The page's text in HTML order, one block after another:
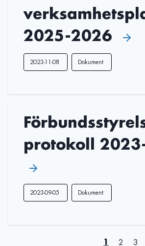
2025-2026
2023-11-08 Dokument
protokoll
2023-09-05 Dokument
1 2 3